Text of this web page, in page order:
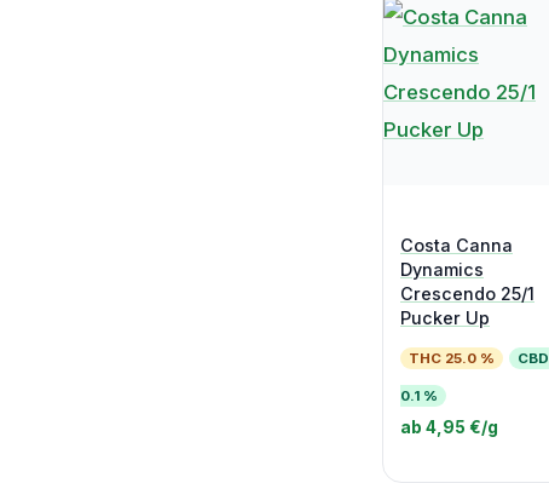
Costa Canna
Dynamics
Crescendo 25/1
Pucker Up
THC 25.0 % CBD
0.1 %
ab 4,95 €/g